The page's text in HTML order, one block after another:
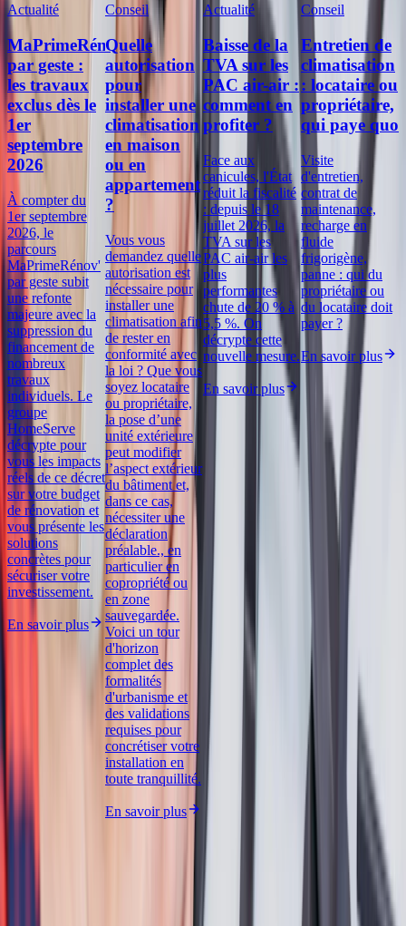
Actualité
MaPrimeRénov'
par geste :
les travaux
exclus dès le
1er
septembre
2026
À compter du
1er septembre
2026, le
parcours
MaPrimeRénov'
par geste subit
une refonte
majeure avec la
suppression du
financement de
nombreux
travaux
individuels. Le
groupe
HomeServe
décrypte pour
vous les impacts
réels de ce décret
sur votre budget
de rénovation et
vous présente les
solutions
concrètes pour
sécuriser votre
investissement.
En savoir plus
Conseil
Quelle
autorisation
pour
installer une
climatisation
en maison
ou en
appartement
?
Vous vous
demandez quelle
autorisation est
nécessaire pour
installer une
climatisation afin
de rester en
conformité avec
la loi ? Que vous
soyez locataire
ou propriétaire,
la pose d’une
unité extérieure
peut modifier
l’aspect extérieur
du bâtiment et,
dans ce cas,
nécessiter une
déclaration
préalable., en
particulier en
copropriété ou
en zone
sauvegardée.
Voici un tour
d'horizon
complet des
formalités
d'urbanisme et
des validations
requises pour
concrétiser votre
installation en
toute tranquillité.
En savoir plus
Actualité
Baisse de la
TVA sur les
PAC air-air :
comment en
profiter ?
Face aux
canicules, l'État
réduit la fiscalité
: depuis le 18
juillet 2026, la
TVA sur les
PAC air-air les
plus
performantes
chute de 20 % à
5,5 %. On
décrypte cette
nouvelle mesure.
En savoir plus
Conseil
Entretien de
climatisation
: locataire ou
propriétaire,
qui paye quoi
Visite
d'entretien,
contrat de
maintenance,
recharge en
fluide
frigorigène,
panne : qui du
propriétaire ou
du locataire doit
payer ?
En savoir plus
Vos dépannages et petits travaux en toute
simplicité